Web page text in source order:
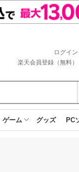
ログイン
楽天会員登録（無料）
ゲーム グッズ PC